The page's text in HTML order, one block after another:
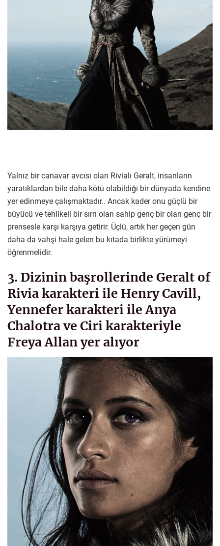
Yalnız bir canavar avcısı olan Rivialı Geralt, insanların
yaratıklardan bile daha kötü olabildiği bir dünyada kendine
yer edinmeye çalışmaktadır.. Ancak kader onu güçlü bir
büyücü ve tehlikeli bir sırrı olan sahip genç bir olan genç bir
prensesle karşı karşıya getirir. Üçlü, artık her geçen gün
daha da vahşi hale gelen bu kıtada birlikte yürümeyi
öğrenmelidir.
3. Dizinin başrollerinde Geralt of
Rivia karakteri ile Henry Cavill,
Yennefer karakteri ile Anya
Chalotra ve Ciri karakteriyle
Freya Allan yer alıyor